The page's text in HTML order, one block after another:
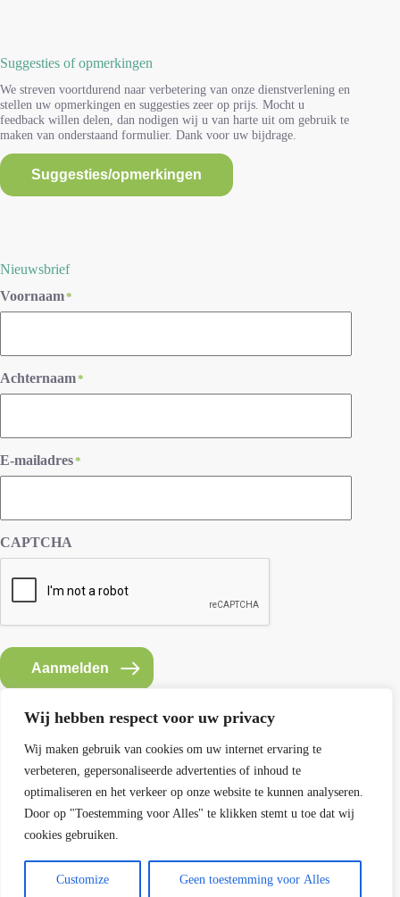
Wij hebben respect voor uw privacy
Wij maken gebruik van cookies om uw internet ervaring te
verbeteren, gepersonaliseerde advertenties of inhoud te
optimaliseren en het verkeer op onze website te kunnen analyseren.
Door op "Toestemming voor Alles" te klikken stemt u toe dat wij
cookies gebruiken.
Customize Geen toestemming voor Alles
Suggesties of opmerkingen
We streven voortdurend naar verbetering van onze dienstverlening en
stellen uw opmerkingen en suggesties zeer op prijs. Mocht u
feedback willen delen, dan nodigen wij u van harte uit om gebruik te
maken van onderstaand formulier. Dank voor uw bijdrage.
Suggesties/opmerkingen
Nieuwsbrief
Voornaam*
Achternaam*
E-mailadres*
CAPTCHA
Aanmelden
Contact SEMH
E: info@semh.info
T: 085-8769770